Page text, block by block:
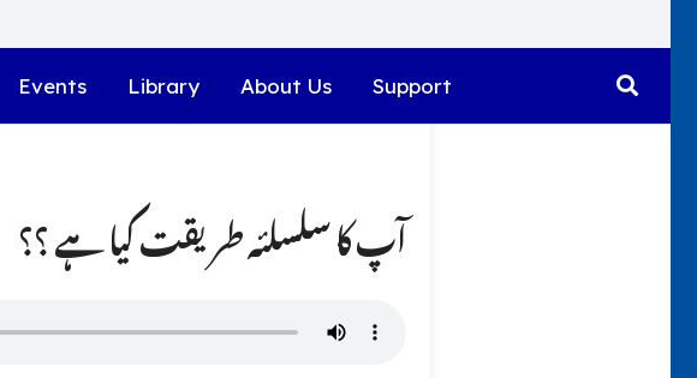
Events Library About Us Support
آپ کا سلسلئہ طریقت کیا ہے ؟؟